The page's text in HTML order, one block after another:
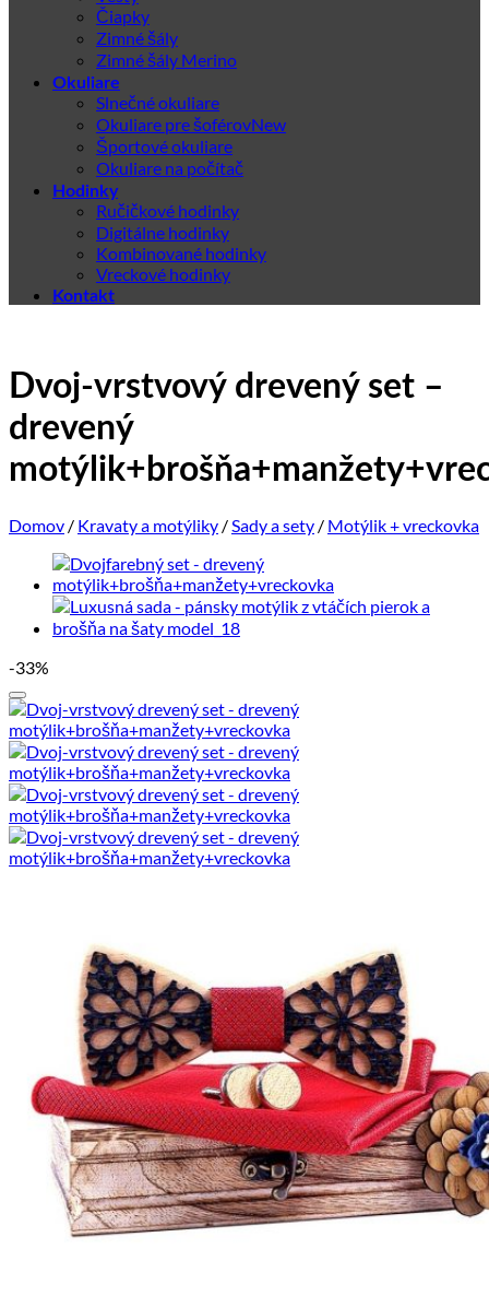
Čiapky
Zimné šály
Zimné šály Merino
Okuliare
Slnečné okuliare
Okuliare pre šoférov
Športové okuliare
Okuliare na počítač
Hodinky
Ručičkové hodinky
Digitálne hodinky
Kombinované hodinky
Vreckové hodinky
Kontakt
Dvoj-vrstvový drevený set –
drevený
Domov / Kravaty a motýliky / Sady a sety / Motýlik + vreckovka
-33%